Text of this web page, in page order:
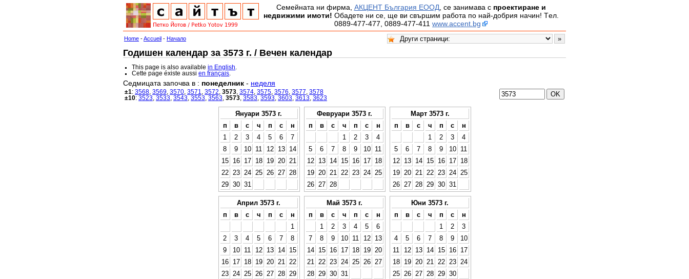
Семейната ни фирма, АКЦЕНТ България ЕООД, се занимава с проектиране и
недвижими имоти! Обадете ни се, ще ви свършим работа по най-добрия начин! Tел.
0889-477-477, 0889-477-411 www.accent.bg
Home -Accueil - Начало
Годишен календар за 3573 г. / Вечен календар
This page is also availablein English
Cette page éxiste aussien français
Седмицата започва в : понеделник - неделя
±1: 3568 3569 3570 3571 3572 3573 3574 3575 3576 3577 3578
±10: 3523 3533 3543 3553 3563 3573 3583 3593 3603 3613 3623
Януари 3573 г.
п
в с ч п с
н
1
2 3 4 5 6
7
8
9 10 11 12 13
14
15
16 17 18 19 20
21
22
23 24 25 26 27
28
29 30 31
Февруари 3573 г.
п
в с ч п с
н
1
2 3
4
5
6 7 8 9 10
11
12
13 14 15 16 17
18
19
20 21 22 23 24
25
26
27 28
Март 3573 г.
п
в с ч п с
н
1
2 3
4
5
6 7 8 9 10
11
12
13 14 15 16 17
18
19
20 21 22 23 24
25
26
27 28 29 30 31
Април 3573 г.
п
в с ч п с
н
1
2
3 4 5 6 7
8
9
10 11 12 13 14
15
16
17 18 19 20 21
22
23
24 25 26 27 28
29
Май 3573 г.
п
в с ч п с
н
1
2 3 4 5
6
7
8 9 10 11 12
13
14
15 16 17 18 19
20
21
22 23 24 25 26
27
28
29 30 31
Юни 3573 г.
п
в с ч п с
н
1
2
3
4
5 6 7 8 9
10
11
12 13 14 15 16
17
18
19 20 21 22 23
24
25
26 27 28 29 30